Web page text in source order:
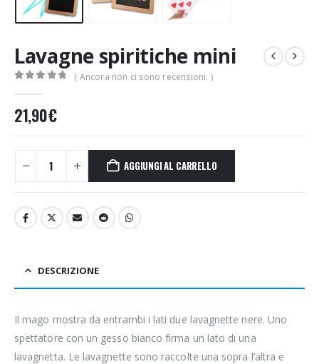
Lavagne spiritiche mini
( Ancora non ci sono recensioni. )
21,90€
AGGIUNGI AL CARRELLO
DESCRIZIONE
Il mago mostra da entrambi i lati due lavagnette nere. Uno
spettatore con un gesso bianco firma un lato di una
lavagnetta. Le lavagnette sono raccolte una sopra l’altra e